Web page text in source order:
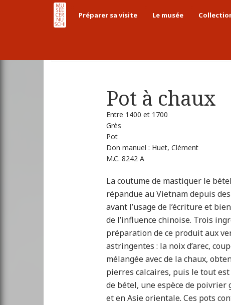
Préparer sa visite Le musée
Pot à chaux
Entre 1400 et 1700
Grès
Pot
Don manuel : Huet, Clément
M.C. 8242 A
La coutume de mastiquer le
répandue au Vietnam depuis
avant l’usage de l’écriture et
de l’influence chinoise. Trois
préparation de ce produit aux
astringentes : la noix d’arec,
mélangée avec de la chaux,
pierres calcaires, puis le tout
de bétel, une espèce de
et en Asie orientale. Ces pots